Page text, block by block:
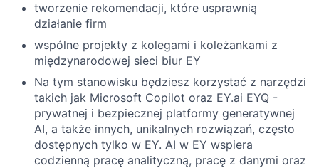
tworzenie rekomendacji, które usprawnią
działanie firm
wspólne projekty z kolegami i koleżankami z
międzynarodowej sieci biur EY
Na tym stanowisku będziesz korzystać z narzędzi
takich jak Microsoft Copilot oraz EY.ai EYQ -
prywatnej i bezpiecznej platformy generatywnej
AI, a także innych, unikalnych rozwiązań, często
dostępnych tylko w EY. AI w EY wspiera
codzienną pracę analityczną, pracę z danymi oraz